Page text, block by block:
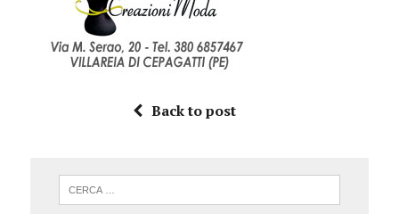
Back to post